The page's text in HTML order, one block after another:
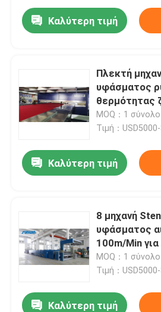
Καλύτερη τιμή
Πλεκτή
υφάσματος
θερμότητας
υφάσματος
MOQ：1 σύνολο
Τιμή：
Καλύτερη τιμή
8 μηχανή
υφάσματος
100m/Min
δεράτων
MOQ：1 σύνολο
Τιμή：
Καλύτερη τιμή